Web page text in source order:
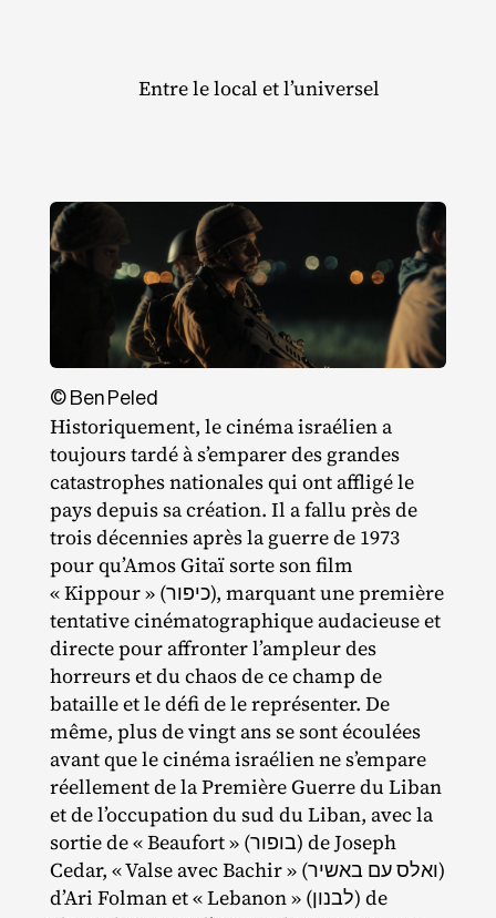
Entre le local et l’universel
© Ben Peled
Historiquement, le cinéma israélien a
toujours tardé à s’emparer des grandes
catastrophes nationales qui ont affligé le
pays depuis sa création. Il a fallu près de
trois décennies après la guerre de 1973
pour qu’Amos Gitaï sorte son film
« Kippour » (כיפור), marquant une première
tentative cinématographique audacieuse et
directe pour affronter l’ampleur des
horreurs et du chaos de ce champ de
bataille et le défi de le représenter. De
même, plus de vingt ans se sont écoulées
avant que le cinéma israélien ne s’empare
réellement de la Première Guerre du Liban
et de l’occupation du sud du Liban, avec la
sortie de « Beaufort » (בופור) de Joseph
Cedar, « Valse avec Bachir » (ואלס עם באשיר)
d’Ari Folman et « Lebanon » (לבנון) de